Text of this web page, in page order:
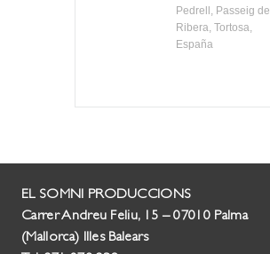
Pedrell, Passeig de
Ribera, Tortosa,
España
EL SOMNI PRODUCCIONS
Carrer Andreu Feliu, 15 – 07010 Palma
(Mallorca) Illes Balears